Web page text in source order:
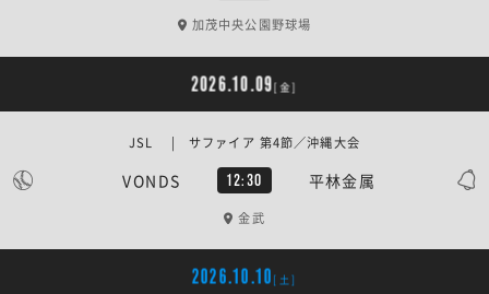
加茂中央公園野球場
2026.10.09[金]
VONDS 12:30 平林金属
JSL | サファイア 第4節／沖縄大会
金武
2026.10.10 [土]